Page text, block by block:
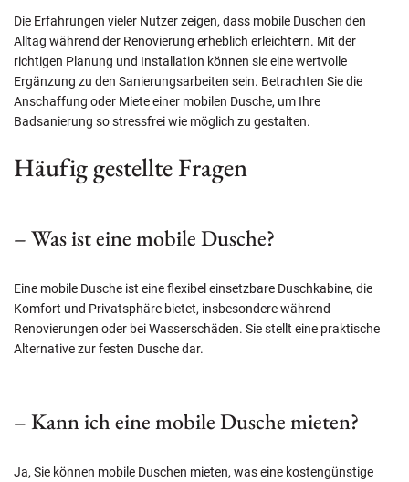
Die Erfahrungen vieler Nutzer zeigen, dass mobile Duschen den
Alltag während der Renovierung erheblich erleichtern. Mit der
richtigen Planung und Installation können sie eine wertvolle
Ergänzung zu den Sanierungsarbeiten sein. Betrachten Sie die
Anschaffung oder Miete einer mobilen Dusche, um Ihre
Badsanierung so stressfrei wie möglich zu gestalten.
Häufig gestellte Fragen
– Was ist eine mobile Dusche?
Eine mobile Dusche ist eine flexibel einsetzbare Duschkabine, die
Komfort und Privatsphäre bietet, insbesondere während
Renovierungen oder bei Wasserschäden. Sie stellt eine praktische
Alternative zur festen Dusche dar.
– Kann ich eine mobile Dusche mieten?
Ja, Sie können mobile Duschen mieten, was eine kostengünstige